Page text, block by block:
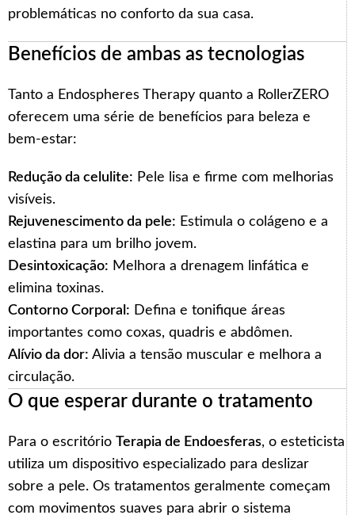
problemáticas no conforto da sua casa.
Benefícios de ambas as tecnologias
Tanto a Endospheres Therapy quanto a RollerZERO
oferecem uma série de benefícios para beleza e
bem-estar:
Redução da celulite: Pele lisa e firme com melhorias
visíveis.
Rejuvenescimento da pele: Estimula o colágeno e a
elastina para um brilho jovem.
Desintoxicação: Melhora a drenagem linfática e
elimina toxinas.
Contorno Corporal: Defina e tonifique áreas
importantes como coxas, quadris e abdômen.
Alívio da dor: Alivia a tensão muscular e melhora a
circulação.
O que esperar durante o tratamento
Para o escritório Terapia de Endoesferas, o esteticista
utiliza um dispositivo especializado para deslizar
sobre a pele. Os tratamentos geralmente começam
com movimentos suaves para abrir o sistema